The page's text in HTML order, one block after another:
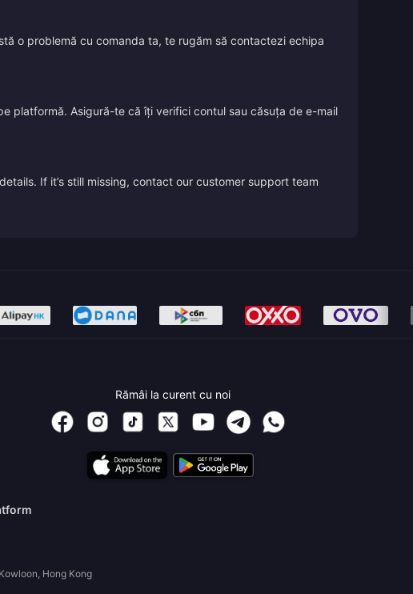
o problemă cu comanda ta, te rugăm să contactezi echipa
platformă. Asigură-te că îți verifici contul sau căsuța de e-mail
If it’s still missing, contact our customer support team
Rămâi la curent cu noi
Hong Kong